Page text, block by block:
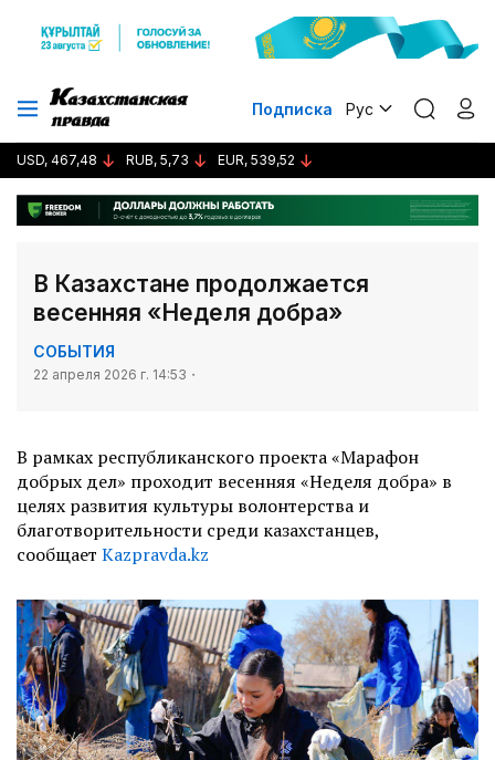
Подписка Рус
USD, 467,48 RUB, 5,73 EUR, 539,52
В Казахстане продолжается
весенняя «Неделя добра»
СОБЫТИЯ
22 апреля 2026 г. 14:53
В рамках республиканского проекта «Марафон
добрых дел» проходит весенняя «Неделя добра» в
целях развития культуры волонтерства и
благотворительности среди казахстанцев,
сообщает Kazpravda.kz